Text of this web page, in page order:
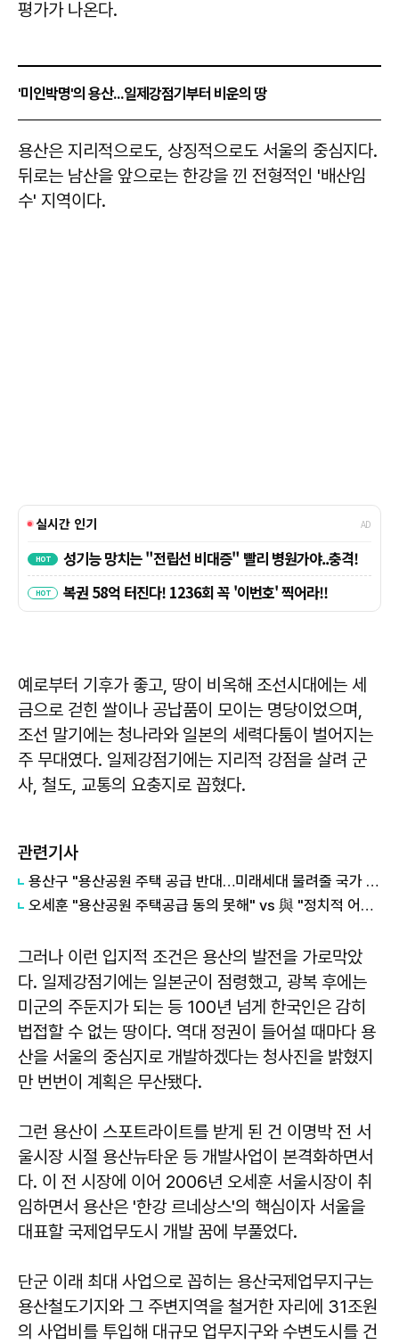
평가가 나온다.
'미인박명'의 용산...일제강점기부터 비운의 땅
용산은 지리적으로도, 상징적으로도 서울의 중심지다.
뒤로는 남산을 앞으로는 한강을 낀 전형적인 '배산임
수' 지역이다.
예로부터 기후가 좋고, 땅이 비옥해 조선시대에는 세
금으로 걷힌 쌀이나 공납품이 모이는 명당이었으며,
조선 말기에는 청나라와 일본의 세력다툼이 벌어지는
주 무대였다. 일제강점기에는 지리적 강점을 살려 군
사, 철도, 교통의 요충지로 꼽혔다.
관련기사
용산구 "용산공원 주택 공급 반대…미래세대 물려줄 국가 자산"
오세훈 "용산공원 주택공급 동의 못해" vs 與 "정치적 어젠다로 사용" 맞불
그러나 이런 입지적 조건은 용산의 발전을 가로막았
다. 일제강점기에는 일본군이 점령했고, 광복 후에는
미군의 주둔지가 되는 등 100년 넘게 한국인은 감히
법접할 수 없는 땅이다. 역대 정권이 들어설 때마다 용
산을 서울의 중심지로 개발하겠다는 청사진을 밝혔지
만 번번이 계획은 무산됐다.
그런 용산이 스포트라이트를 받게 된 건 이명박 전 서
울시장 시절 용산뉴타운 등 개발사업이 본격화하면서
다. 이 전 시장에 이어 2006년 오세훈 서울시장이 취
임하면서 용산은 '한강 르네상스'의 핵심이자 서울을
대표할 국제업무도시 개발 꿈에 부풀었다.
단군 이래 최대 사업으로 꼽히는 용산국제업무지구는
용산철도기지와 그 주변지역을 철거한 자리에 31조원
의 사업비를 투입해 대규모 업무지구와 수변도시를 건